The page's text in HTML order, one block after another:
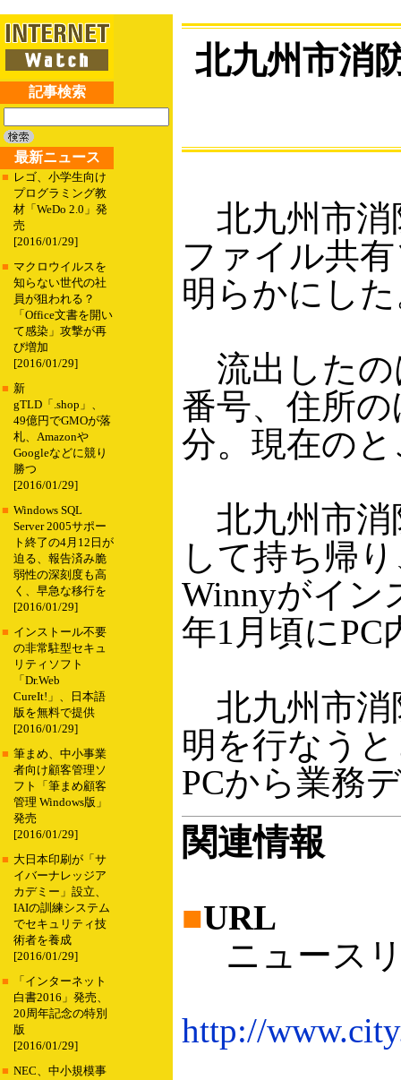
記事検索
最新ニュース
■ レゴ、小学生向け
プログラミング教
材「WeDo 2.0」発
売
[2016/01/29]
■ マクロウイルスを
知らない世代の社
員が狙われる？
「Office文書を開い
て感染」攻撃が再
び増加
[2016/01/29]
■ 新
gTLD「.shop」、
49億円でGMOが落
札、Amazonや
Googleなどに競り
勝つ
[2016/01/29]
■ Windows SQL
Server 2005サポー
ト終了の4月12日が
迫る、報告済み脆
弱性の深刻度も高
く、早急な移行を
[2016/01/29]
■ インストール不要
の非常駐型セキュ
リティソフト
「Dr.Web
CureIt!」、日本語
版を無料で提供
[2016/01/29]
■ 筆まめ、中小事業
者向け顧客管理ソ
フト「筆まめ顧客
管理 Windows版」
発売
[2016/01/29]
■ 大日本印刷が「サ
イバーナレッジア
カデミー」設立、
IAIの訓練システム
でセキュリティ技
術者を養成
[2016/01/29]
■
「インターネット
白書2016」発売、
20周年記念の特別
版
[2016/01/29]
■ NEC、中小規模事
北九州市消
北九州市消
ファイル共
明らかにし
流出したの
番号、住所
分。現在の
北九州市消
して持ち帰
Winnyがイン
年1月頃に
北九州市消
明を行なう
PCから業務
関連情報
■URL
ニュースリ
http://